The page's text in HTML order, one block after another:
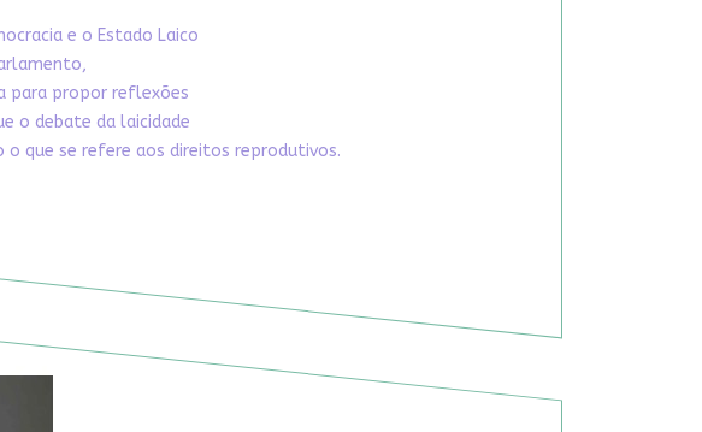
e o Estado Laico
para propor reflexões
o debate da laicidade
que se refere aos direitos reprodutivos.